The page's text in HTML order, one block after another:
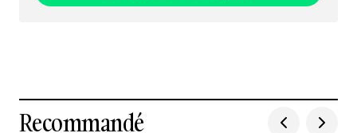
Recommandé